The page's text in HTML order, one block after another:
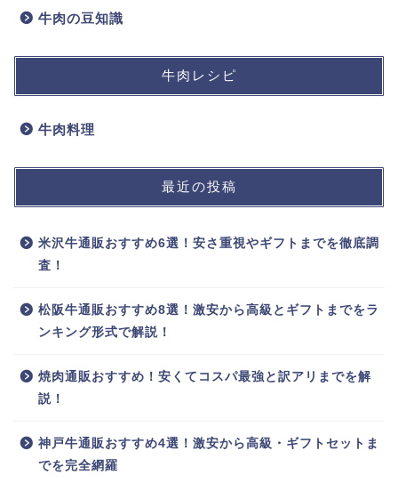
牛肉の豆知識
牛肉レシピ
牛肉料理
最近の投稿
米沢牛通販おすすめ6選！安さ重視やギフトまでを徹底調
査！
松阪牛通販おすすめ8選！激安から高級とギフトまでをラ
ンキング形式で解説！
焼肉通販おすすめ！安くてコスパ最強と訳アリまでを解
説！
神戸牛通販おすすめ4選！激安から高級・ギフトセットま
でを完全網羅